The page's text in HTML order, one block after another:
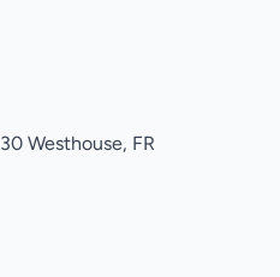
Westhouse, FR